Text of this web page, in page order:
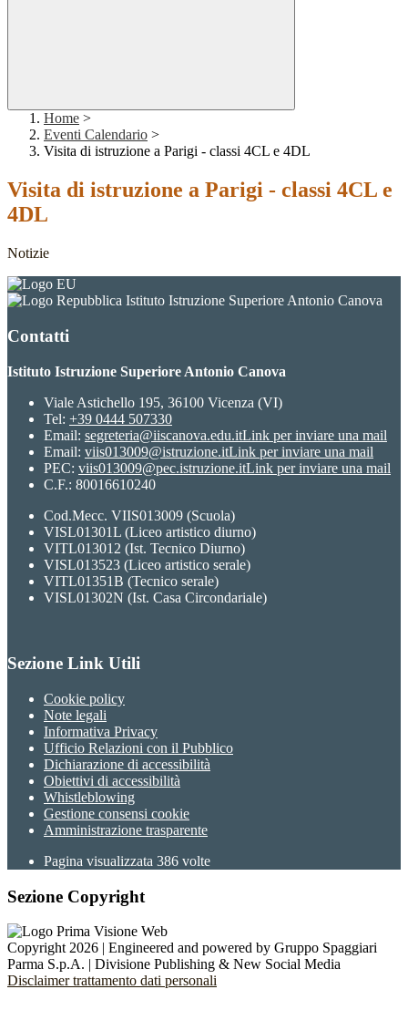
Home >
Eventi Calendario >
Visita di istruzione a Parigi - classi 4CL e 4DL
Visita di istruzione a Parigi - classi 4CL e
4DL
Notizie
Istituto Istruzione Superiore Antonio Canova
Contatti
Istituto Istruzione Superiore Antonio Canova
Viale Astichello 195, 36100 Vicenza (VI)
Tel: +39 0444 507330
Email: segreteria@iiscanova.edu.itLink per inviare una mail
Email: viis013009@istruzione.itLink per inviare una mail
PEC: viis013009@pec.istruzione.itLink per inviare una mail
C.F.: 80016610240
Cod.Mecc. VIIS013009 (Scuola)
VISL01301L (Liceo artistico diurno)
VITL013012 (Ist. Tecnico Diurno)
VISL013523 (Liceo artistico serale)
VITL01351B (Tecnico serale)
VISL01302N (Ist. Casa Circondariale)
Sezione Link Utili
Cookie policy
Note legali
Informativa Privacy
Ufficio Relazioni con il Pubblico
Dichiarazione di accessibilità
Obiettivi di accessibilità
Whistleblowing
Gestione consensi cookie
Amministrazione trasparente
Pagina visualizzata 386 volte
Sezione Copyright
Copyright 2026 | Engineered and powered by Gruppo Spaggiari
Parma S.p.A. | Divisione Publishing & New Social Media
Disclaimer trattamento dati personali